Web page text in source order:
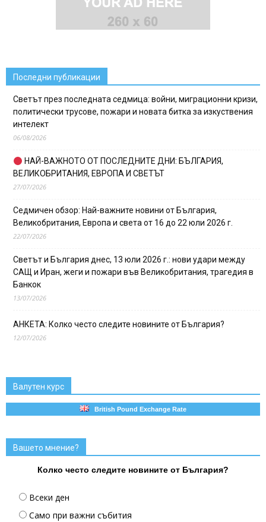
Последни публикации
Светът през последната седмица: войни, миграционни кризи,
политически трусове, пожари и новата битка за изкуствения
интелект
06/08/2026
НАЙ-ВАЖНОТО ОТ ПОСЛЕДНИТЕ ДНИ: БЪЛГАРИЯ,
ВЕЛИКОБРИТАНИЯ, ЕВРОПА И СВЕТЪТ
27/07/2026
Седмичен обзор: Най-важните новини от България,
Великобритания, Европа и света от 16 до 22 юли 2026 г.
22/07/2026
Светът и България днес, 13 юли 2026 г.: нови удари между
САЩ и Иран, жеги и пожари във Великобритания, трагедия в
Банкок
13/07/2026
АНКЕТА: Колко често следите новините от България?
12/07/2026
Валутен курс
British Pound Exchange Rate
Вашето мнение?
Колко често следите новините от България?
Всеки ден
Само при важни събития